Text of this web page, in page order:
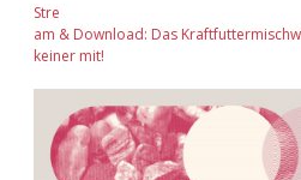
Stre
am & Download: Das
keiner mit!